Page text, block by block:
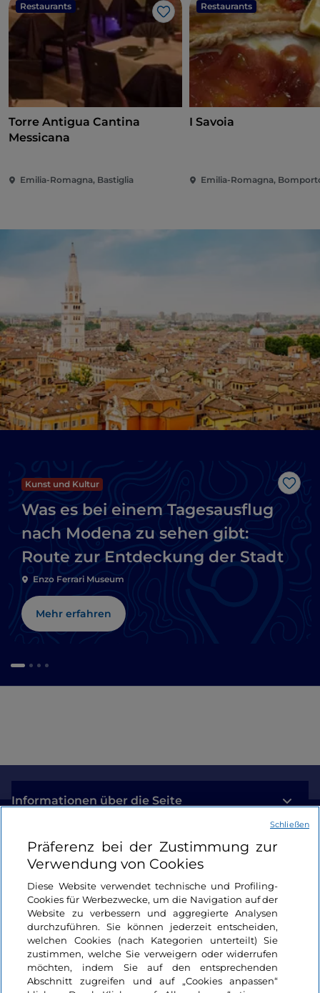
Restaurants
Like
Torre Antigua Cantina
Messicana
Emilia-Romagna, Bastiglia
Restaurants
I Savoia
Emilia-Romagna,
Like
Kunst und Kultur
Was es bei einem Tagesausflug
nach Modena zu sehen gibt:
Route zur Entdeckung der Stadt
Enzo Ferrari Museum
Mehr erfahren
Informationen über die Seite
Nützliche Links
Login
Bleiben wir in Kontakt
Präferenz bei der Zustimmung zur
Verwendung von Cookies
Diese Website verwendet technische und Profiling-
Cookies für Werbezwecke, um die Navigation auf der
Website zu verbessern und aggregierte Analysen
durchzuführen. Sie können jederzeit entscheiden,
welchen Cookies (nach Kategorien unterteilt) Sie
zustimmen, welche Sie verweigern oder widerrufen
möchten, indem Sie auf den entsprechenden
Abschnitt zugreifen und auf „Cookies anpassen“
Schließen